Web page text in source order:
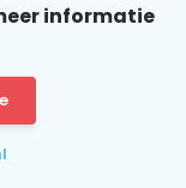
informatie
legal restrictions here